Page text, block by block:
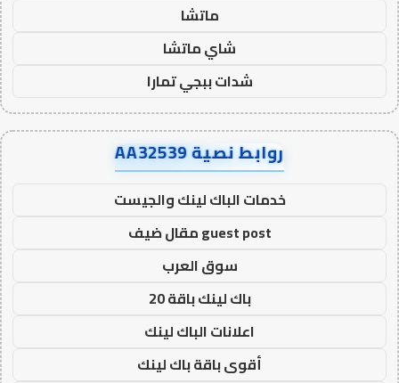
ماتشا
شاي ماتشا
شدات ببجي تمارا
روابط نصية AA32539
خدمات الباك لينك والجيست
guest post مقال ضيف
سوق العرب
باك لينك باقة 20
اعلانات الباك لينك
أقوى باقة باك لينك